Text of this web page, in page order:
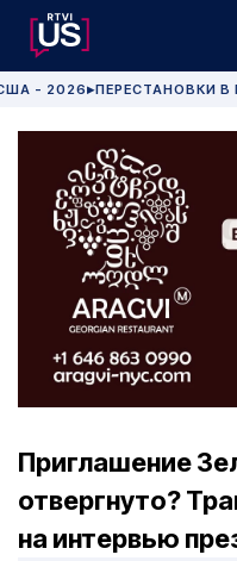
- 2026 ▶ПЕРЕСТАНОВКИ
Приглашение
отвергнуто?
на интервью